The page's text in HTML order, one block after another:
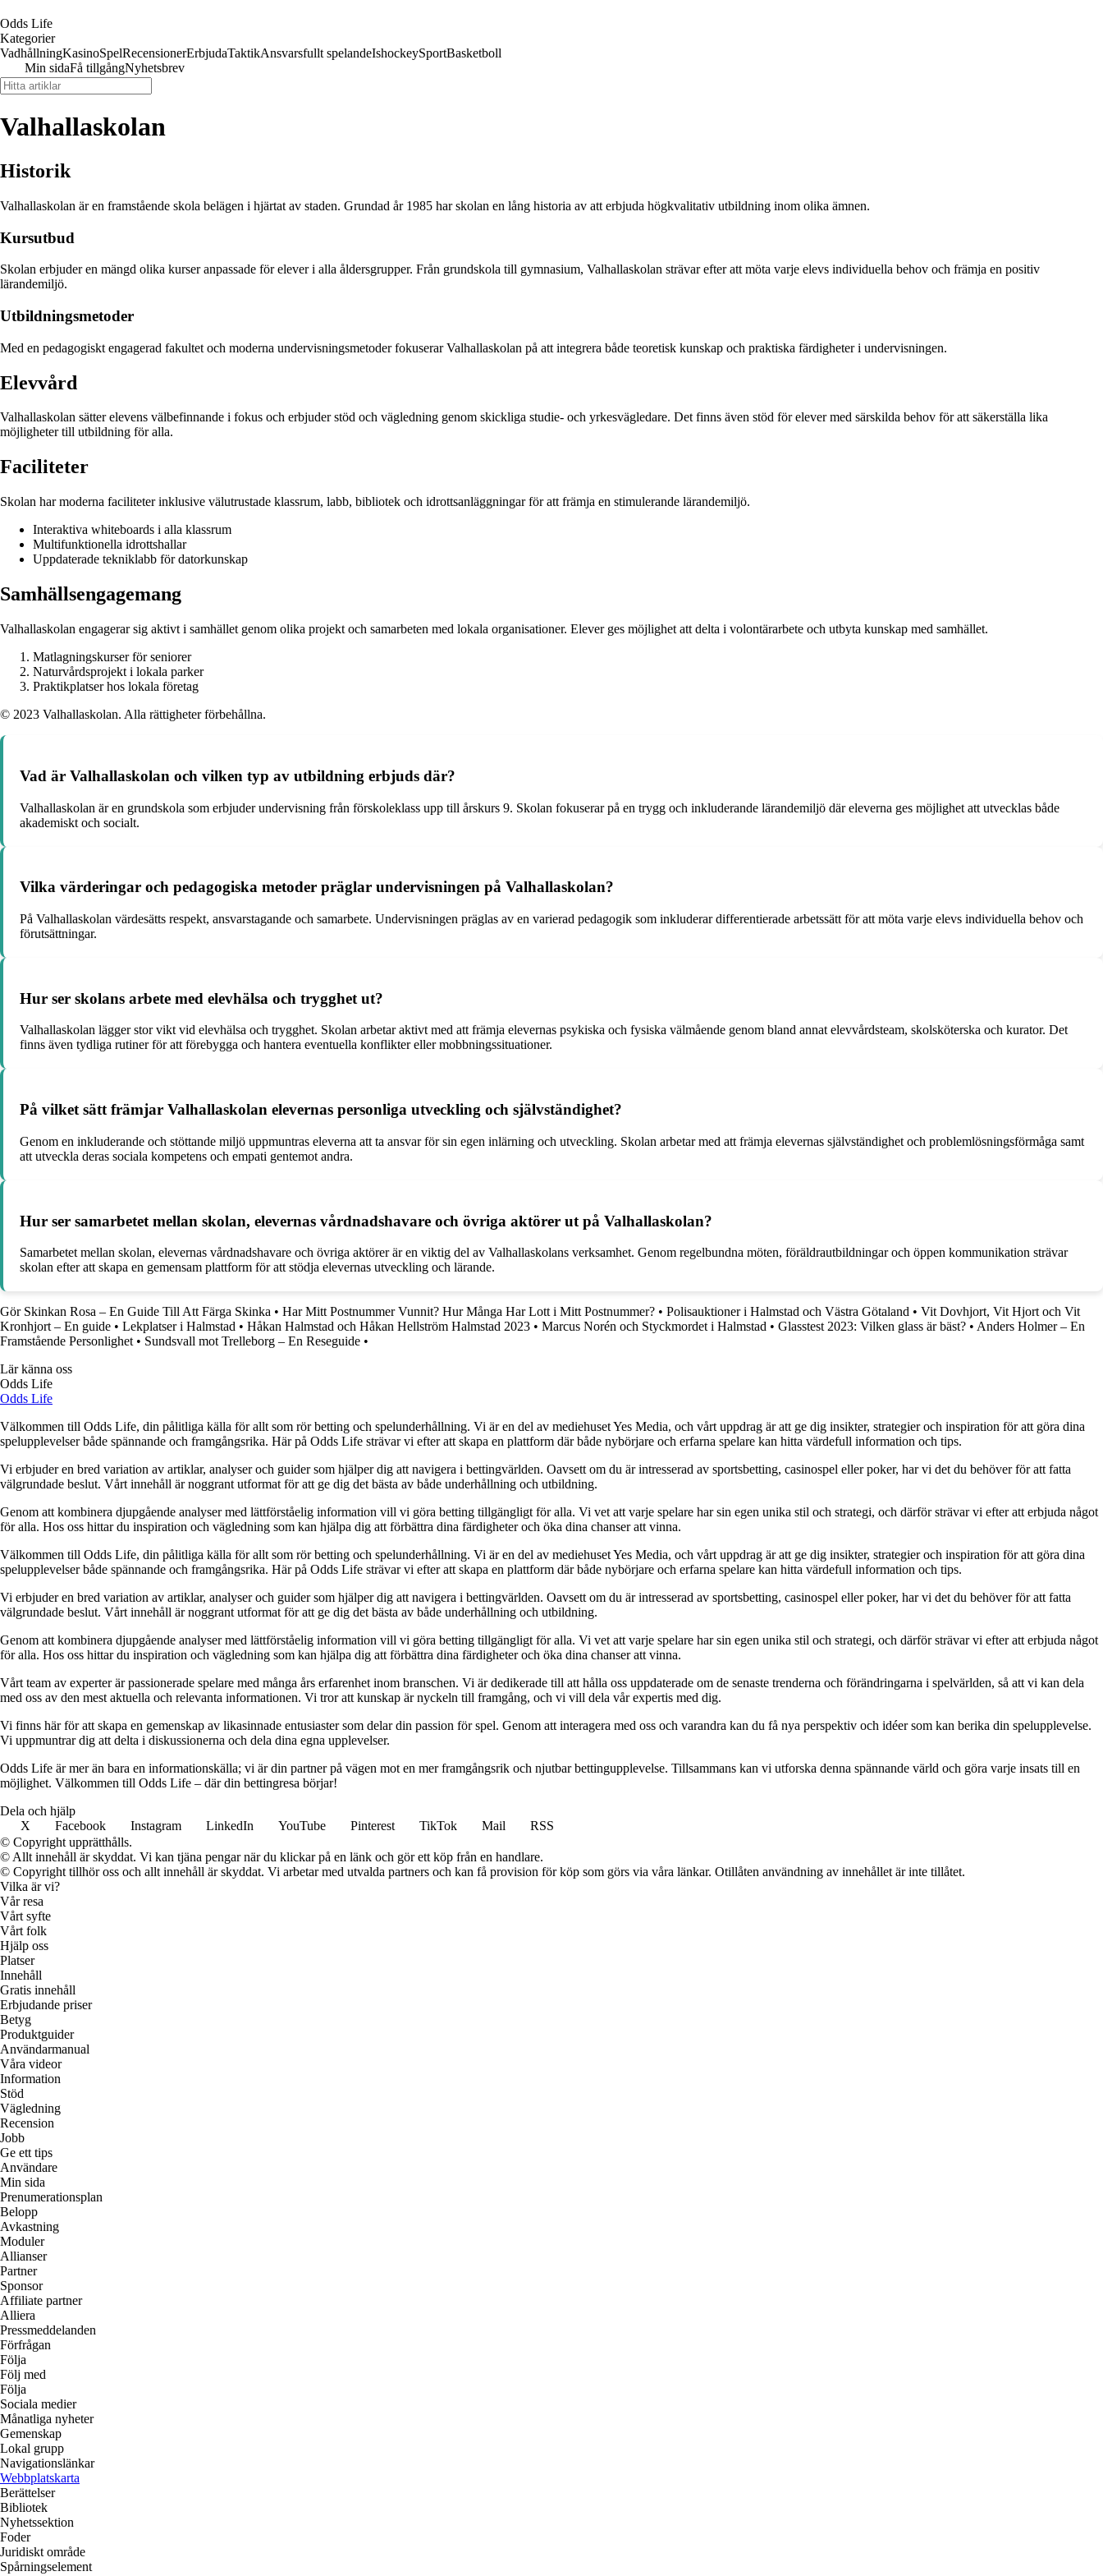
Odds Life
Kategorier
VadhållningKasinoSpelRecensionerErbjudaTaktikAnsvarsfullt spelandeIshockeySportBasketboll
Min sidaFå tillgångNyhetsbrev
Valhallaskolan
Historik
Valhallaskolan är en framstående skola belägen i hjärtat av staden. Grundad år 1985 har skolan en lång historia av att erbjuda högkvalitativ utbildning inom olika ämnen.
Kursutbud
Skolan erbjuder en mängd olika kurser anpassade för elever i alla åldersgrupper. Från grundskola till gymnasium, Valhallaskolan strävar efter att möta varje elevs individuella behov och främja en positiv
lärandemiljö.
Utbildningsmetoder
Med en pedagogiskt engagerad fakultet och moderna undervisningsmetoder fokuserar Valhallaskolan på att integrera både teoretisk kunskap och praktiska färdigheter i undervisningen.
Elevvård
Valhallaskolan sätter elevens välbefinnande i fokus och erbjuder stöd och vägledning genom skickliga studie- och yrkesvägledare. Det finns även stöd för elever med särskilda behov för att säkerställa lika
möjligheter till utbildning för alla.
Faciliteter
Skolan har moderna faciliteter inklusive välutrustade klassrum, labb, bibliotek och idrottsanläggningar för att främja en stimulerande lärandemiljö.
Interaktiva whiteboards i alla klassrum
Multifunktionella idrottshallar
Uppdaterade tekniklabb för datorkunskap
Samhällsengagemang
Valhallaskolan engagerar sig aktivt i samhället genom olika projekt och samarbeten med lokala organisationer. Elever ges möjlighet att delta i volontärarbete och utbyta kunskap med samhället.
Matlagningskurser för seniorer
Naturvårdsprojekt i lokala parker
Praktikplatser hos lokala företag
© 2023 Valhallaskolan. Alla rättigheter förbehållna.
Vad är Valhallaskolan och vilken typ av utbildning erbjuds där?
Valhallaskolan är en grundskola som erbjuder undervisning från förskoleklass upp till årskurs 9. Skolan fokuserar på en trygg och inkluderande lärandemiljö där eleverna ges möjlighet att utvecklas både
akademiskt och socialt.
Vilka värderingar och pedagogiska metoder präglar undervisningen på Valhallaskolan?
På Valhallaskolan värdesätts respekt, ansvarstagande och samarbete. Undervisningen präglas av en varierad pedagogik som inkluderar differentierade arbetssätt för att möta varje elevs individuella behov och
förutsättningar.
Hur ser skolans arbete med elevhälsa och trygghet ut?
Valhallaskolan lägger stor vikt vid elevhälsa och trygghet. Skolan arbetar aktivt med att främja elevernas psykiska och fysiska välmående genom bland annat elevvårdsteam, skolsköterska och kurator. Det
finns även tydliga rutiner för att förebygga och hantera eventuella konflikter eller mobbningssituationer.
På vilket sätt främjar Valhallaskolan elevernas personliga utveckling och självständighet?
Genom en inkluderande och stöttande miljö uppmuntras eleverna att ta ansvar för sin egen inlärning och utveckling. Skolan arbetar med att främja elevernas självständighet och problemlösningsförmåga samt
att utveckla deras sociala kompetens och empati gentemot andra.
Hur ser samarbetet mellan skolan, elevernas vårdnadshavare och övriga aktörer ut på Valhallaskolan?
Samarbetet mellan skolan, elevernas vårdnadshavare och övriga aktörer är en viktig del av Valhallaskolans verksamhet. Genom regelbundna möten, föräldrautbildningar och öppen kommunikation strävar
skolan efter att skapa en gemensam plattform för att stödja elevernas utveckling och lärande.
Gör Skinkan Rosa – En Guide Till Att Färga Skinka • Har Mitt Postnummer Vunnit? Hur Många Har Lott i Mitt Postnummer? • Polisauktioner i Halmstad och Västra Götaland • Vit Dovhjort, Vit Hjort och Vit
Kronhjort – En guide • Lekplatser i Halmstad • Håkan Halmstad och Håkan Hellström Halmstad 2023 • Marcus Norén och Styckmordet i Halmstad • Glasstest 2023: Vilken glass är bäst? • Anders Holmer – En
Framstående Personlighet • Sundsvall mot Trelleborg – En Reseguide •
Lär känna oss
Odds Life
Odds Life
Välkommen till Odds Life, din pålitliga källa för allt som rör betting och spelunderhållning. Vi är en del av mediehuset Yes Media, och vårt uppdrag är att ge dig insikter, strategier och inspiration för att göra dina
spelupplevelser både spännande och framgångsrika. Här på Odds Life strävar vi efter att skapa en plattform där både nybörjare och erfarna spelare kan hitta värdefull information och tips.
Vi erbjuder en bred variation av artiklar, analyser och guider som hjälper dig att navigera i bettingvärlden. Oavsett om du är intresserad av sportsbetting, casinospel eller poker, har vi det du behöver för att fatta
välgrundade beslut. Vårt innehåll är noggrant utformat för att ge dig det bästa av både underhållning och utbildning.
Genom att kombinera djupgående analyser med lättförståelig information vill vi göra betting tillgängligt för alla. Vi vet att varje spelare har sin egen unika stil och strategi, och därför strävar vi efter att erbjuda något
för alla. Hos oss hittar du inspiration och vägledning som kan hjälpa dig att förbättra dina färdigheter och öka dina chanser att vinna.
Välkommen till Odds Life, din pålitliga källa för allt som rör betting och spelunderhållning. Vi är en del av mediehuset Yes Media, och vårt uppdrag är att ge dig insikter, strategier och inspiration för att göra dina
spelupplevelser både spännande och framgångsrika. Här på Odds Life strävar vi efter att skapa en plattform där både nybörjare och erfarna spelare kan hitta värdefull information och tips.
Vi erbjuder en bred variation av artiklar, analyser och guider som hjälper dig att navigera i bettingvärlden. Oavsett om du är intresserad av sportsbetting, casinospel eller poker, har vi det du behöver för att fatta
välgrundade beslut. Vårt innehåll är noggrant utformat för att ge dig det bästa av både underhållning och utbildning.
Genom att kombinera djupgående analyser med lättförståelig information vill vi göra betting tillgängligt för alla. Vi vet att varje spelare har sin egen unika stil och strategi, och därför strävar vi efter att erbjuda något
för alla. Hos oss hittar du inspiration och vägledning som kan hjälpa dig att förbättra dina färdigheter och öka dina chanser att vinna.
Vårt team av experter är passionerade spelare med många års erfarenhet inom branschen. Vi är dedikerade till att hålla oss uppdaterade om de senaste trenderna och förändringarna i spelvärlden, så att vi kan dela
med oss av den mest aktuella och relevanta informationen. Vi tror att kunskap är nyckeln till framgång, och vi vill dela vår expertis med dig.
Vi finns här för att skapa en gemenskap av likasinnade entusiaster som delar din passion för spel. Genom att interagera med oss och varandra kan du få nya perspektiv och idéer som kan berika din spelupplevelse.
Vi uppmuntrar dig att delta i diskussionerna och dela dina egna upplevelser.
Odds Life är mer än bara en informationskälla; vi är din partner på vägen mot en mer framgångsrik och njutbar bettingupplevelse. Tillsammans kan vi utforska denna spännande värld och göra varje insats till en
möjlighet. Välkommen till Odds Life – där din bettingresa börjar!
Dela och hjälp
X
Facebook Instagram LinkedIn YouTube Pinterest TikTok Mail
RSS
© Copyright upprätthålls.
© Allt innehåll är skyddat. Vi kan tjäna pengar när du klickar på en länk och gör ett köp från en handlare.
© Copyright tillhör oss och allt innehåll är skyddat. Vi arbetar med utvalda partners och kan få provision för köp som görs via våra länkar. Otillåten användning av innehållet är inte tillåtet.
Vilka är vi?
Vår resa
Vårt syfte
Vårt folk
Hjälp oss
Platser
Innehåll
Gratis innehåll
Erbjudande priser
Betyg
Produktguider
Användarmanual
Våra videor
Information
Stöd
Vägledning
Recension
Jobb
Ge ett tips
Användare
Min sida
Prenumerationsplan
Belopp
Avkastning
Moduler
Allianser
Partner
Sponsor
Affiliate partner
Alliera
Pressmeddelanden
Förfrågan
Följa
Följ med
Följa
Sociala medier
Månatliga nyheter
Gemenskap
Lokal grupp
Navigationslänkar
Webbplatskarta
Berättelser
Bibliotek
Nyhetssektion
Foder
Juridiskt område
Spårningselement